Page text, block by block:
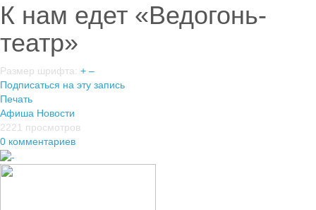
К нам едет «Ведогонь-
театр»
Размер шрифта: + –
Подписаться на эту запись
Печать
Афиша Новости
2221 просмотров
0 комментариев